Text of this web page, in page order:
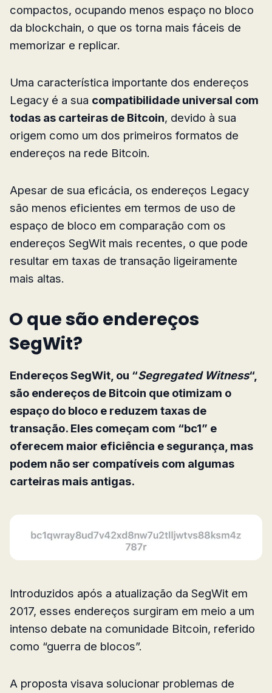
compactos, ocupando menos espaço no bloco
da blockchain, o que os torna mais fáceis de
memorizar e replicar.
Uma característica importante dos endereços
Legacy é a sua compatibilidade universal com
todas as carteiras de Bitcoin, devido à sua
origem como um dos primeiros formatos de
endereços na rede Bitcoin.
Apesar de sua eficácia, os endereços Legacy
são menos eficientes em termos de uso de
espaço de bloco em comparação com os
endereços SegWit mais recentes, o que pode
resultar em taxas de transação ligeiramente
mais altas.
O que são endereços
SegWit?
Endereços SegWit, ou “Segregated Witness“,
são endereços de Bitcoin que otimizam o
espaço do bloco e reduzem taxas de
transação. Eles começam com “bc1” e
oferecem maior eficiência e segurança, mas
podem não ser compatíveis com algumas
carteiras mais antigas.
Introduzidos após a atualização da SegWit em
2017, esses endereços surgiram em meio a um
intenso debate na comunidade Bitcoin, referido
como “guerra de blocos”.
A proposta visava solucionar problemas de